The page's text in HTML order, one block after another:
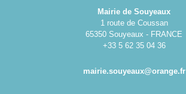
Mairie de Souyeaux
1 route de Coussan
65350 Souyeaux - FRANCE
+33 5 62 35 04 36
mairie.souyeaux@orange.fr